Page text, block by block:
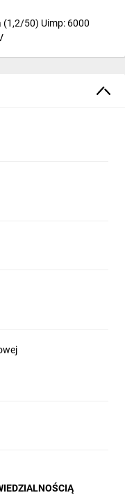
50) Uimp: 6000
3Nm
grzebieniowych: tak